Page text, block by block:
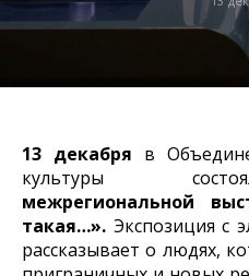
13 декабря в
культуры
межрегиональной
такая…». Экспозиция с
рассказывает о людях,